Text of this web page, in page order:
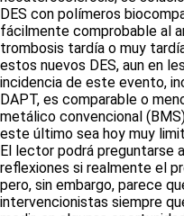
DES con polímeros
fácilmente comprobable al
trombosis tardía o muy
estos nuevos DES, aun en
incidencia de este evento,
DAPT, es comparable o
metálico convencional
este último sea hoy muy
El lector podrá preguntarse
reflexiones si realmente el
pero, sin embargo, parece
intervencionistas siempre